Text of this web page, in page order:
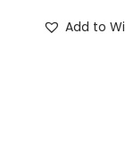
Add to